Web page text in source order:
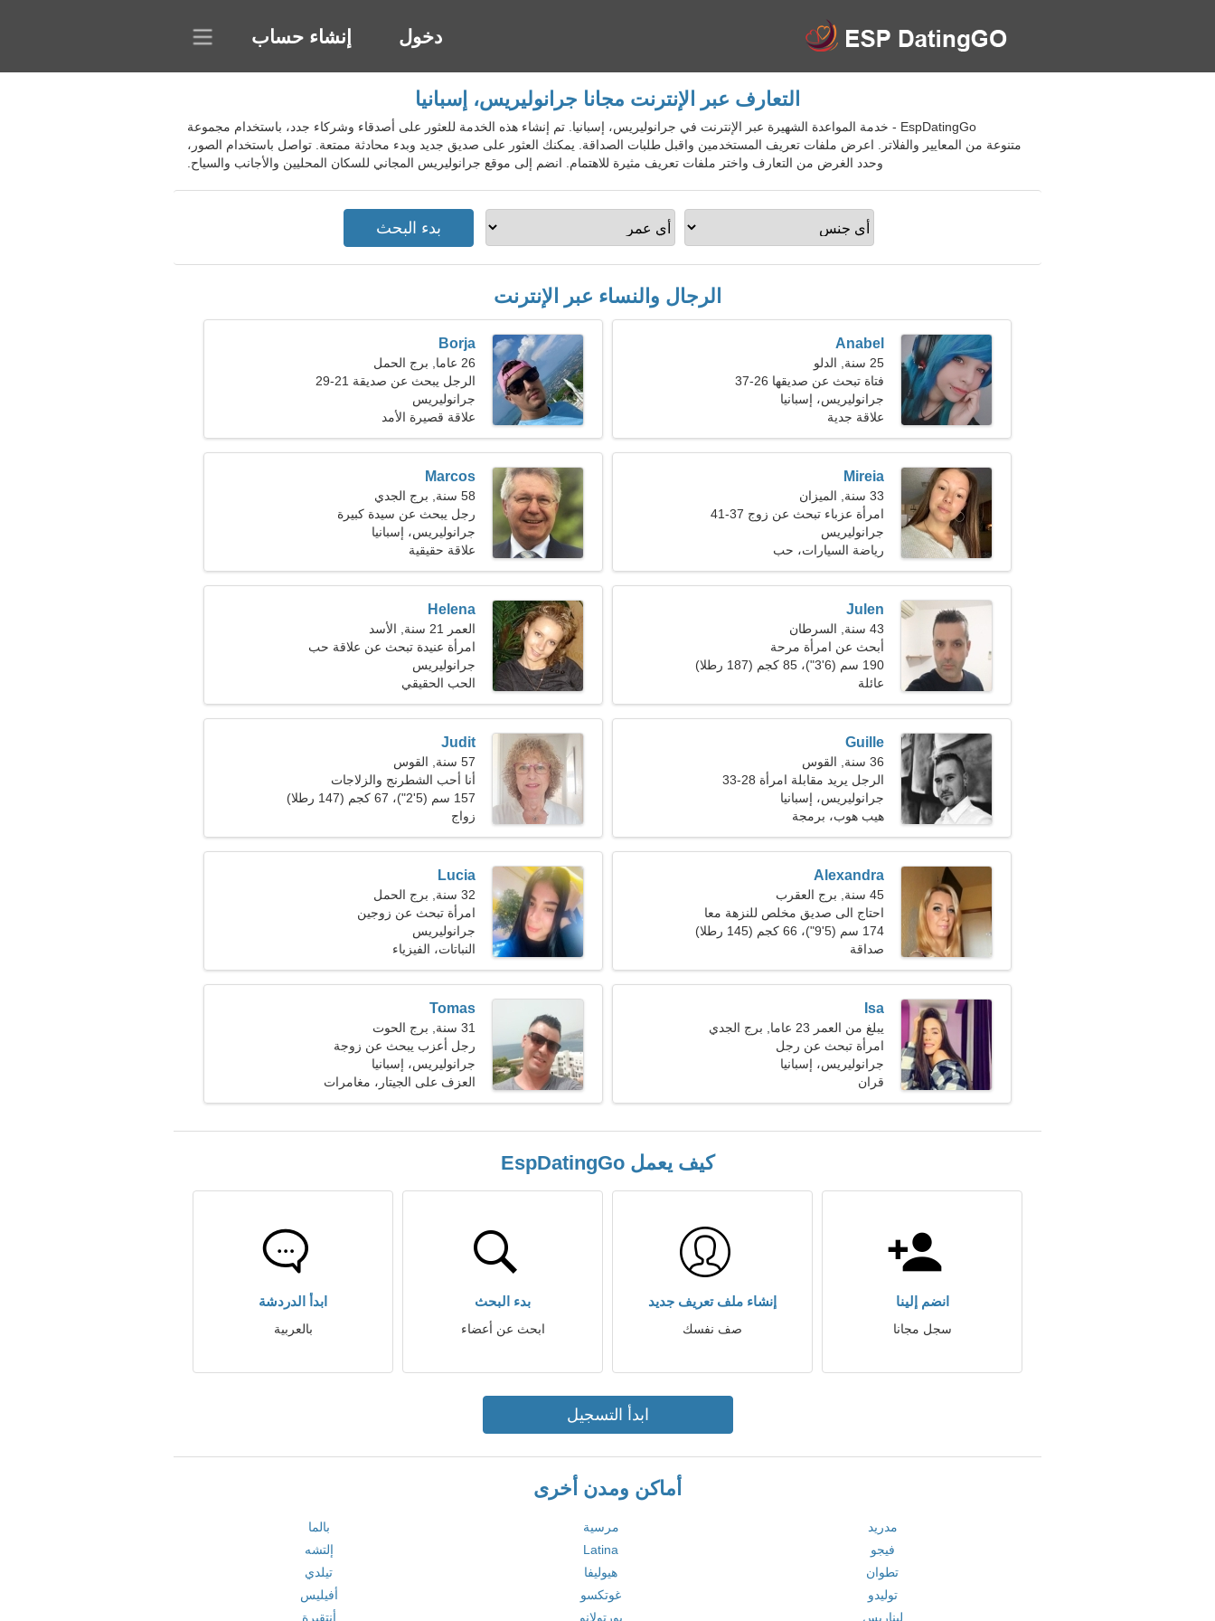
دخول إنشاء حساب
التعارف عبر الإنترنت مجانا جرانوليريس، إسبانيا
EspDatingGo - خدمة المواعدة الشهيرة عبر الإنترنت في جرانوليريس، إسبانيا. تم إنشاء هذه الخدمة للعثور على أصدقاء وشركاء جدد، باستخدام مجموعة
متنوعة من المعايير والفلاتر. اعرض ملفات تعريف المستخدمين واقبل طلبات الصداقة. يمكنك العثور على صديق جديد وبدء محادثة ممتعة. تواصل باستخدام الصور،
وحدد الغرض من التعارف واختر ملفات تعريف مثيرة للاهتمام. انضم إلى موقع جرانوليريس المجاني للسكان المحليين والأجانب والسياح.
الرجال والنساء عبر الإنترنت
Anabel
25 سنة, الدلو
فتاة تبحث عن صديقها 26-37
جرانوليريس، إسبانيا
علاقة جدية
Borja
26 عاما, برج الحمل
الرجل يبحث عن صديقة 21-29
جرانوليريس
علاقة قصيرة الأمد
Mireia
33 سنة, الميزان
امرأة عزباء تبحث عن زوج 37-41
جرانوليريس
رياضة السيارات، حب
Marcos
58 سنة, برج الجدي
رجل يبحث عن سيدة كبيرة
جرانوليريس، إسبانيا
علاقة حقيقية
Julen
43 سنة, السرطان
أبحث عن امرأة مرحة
190 سم (6'3")، 85 كجم (187 رطلا)
عائلة
Helena
العمر 21 سنة, الأسد
امرأة عنيدة تبحث عن علاقة حب
جرانوليريس
الحب الحقيقي
Guille
36 سنة, القوس
الرجل يريد مقابلة امرأة 28-33
جرانوليريس، إسبانيا
هيب هوب، برمجة
Judit
57 سنة, القوس
أنا أحب الشطرنج والزلاجات
157 سم (5'2")، 67 كجم (147 رطلا)
زواج
Alexandra
45 سنة, برج العقرب
احتاج الى صديق مخلص للنزهة معا
174 سم (5'9")، 66 كجم (145 رطلا)
صداقة
Lucia
32 سنة, برج الحمل
امرأة تبحث عن زوجين
جرانوليريس
النباتات، الفيزياء
Isa
يبلغ من العمر 23 عاما, برج الجدي
امرأة تبحث عن رجل
جرانوليريس، إسبانيا
قران
Tomas
31 سنة, برج الحوت
رجل أعزب يبحث عن زوجة
جرانوليريس، إسبانيا
العزف على الجيتار، مغامرات
كيف يعمل EspDatingGo
انضم إلينا
سجل مجانا
إنشاء ملف تعريف جديد
صف نفسك
بدء البحث
ابحث عن أعضاء
ابدأ الدردشة
بالعربية
ابدأ التسجيل
أماكن ومدن أخرى
مدريد مرسية
بالما
فيجو
Latina
إلتشه
تطوان
هيوليفا
تيلدي
توليدو
غوتكسو
أفيليس
ليناريس
بورتولانو أنتقيرة